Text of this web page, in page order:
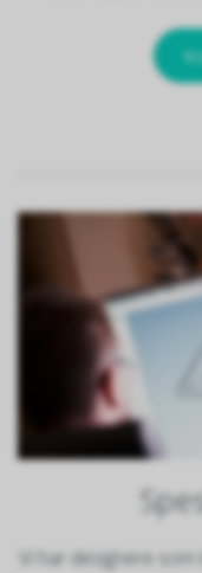
Vi har designere